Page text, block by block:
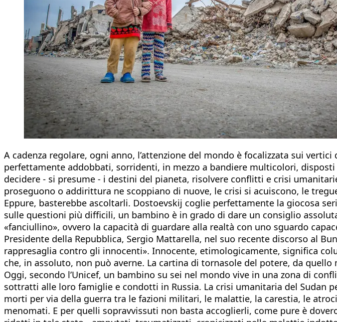
A cadenza regolare, ogni anno, l’attenzione del mondo è focalizzata sui
perfettamente addobbati, sorridenti, in mezzo a bandiere multicolori,
decidere - si presume - i destini del pianeta, risolvere conflitti e crisi
proseguono o addirittura ne scoppiano di nuove, le crisi si acuiscono, le
Eppure, basterebbe ascoltarli. Dostoevskij coglie perfettamente la giocosa
sulle questioni più difficili, un bambino è in grado di dare un consiglio
«fanciullino», ovvero la capacità di guardare alla realtà con uno sguardo
Presidente della Repubblica, Sergio Mattarella, nel suo recente discorso al
rappresaglia contro gli innocenti». Innocente, etimologicamente, significa
che, in assoluto, non può averne. La cartina di tornasole del potere, da
Oggi, secondo l’Unicef, un bambino su sei nel mondo vive in una zona di
sottratti alle loro famiglie e condotti in Russia. La crisi umanitaria del Sudan
morti per via della guerra tra le fazioni militari, le malattie, la carestia, le
menomati. E per quelli sopravvissuti non basta accoglierli, come pure è